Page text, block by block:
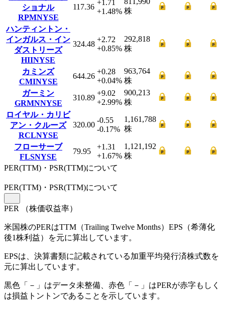
ショナル
RPMNYSE
117.36
+1.71
+1.48% 株
ハンティントン・
インガルス・イン
ダストリーズ
HIINYSE
324.48
+2.72
+0.85%
292,818
株
カミンズ
CMINYSE
644.26
+0.28
+0.04%
963,764
株
ガーミン
GRMNNYSE
310.89
+9.02
+2.99%
900,213
株
ロイヤル・カリビ
アン・クルーズ
RCLNYSE
320.00
-0.55
-0.17%
1,161,788
株
フローサーブ
FLSNYSE
79.95
+1.31
+1.67%
1,121,192
株
PER(TTM)・PSR(TTM)について
PER(TTM) ・PSR(TTM)について
PER （株価収益率）
米国株のPERはTTM（Trailing Twelve Months）EPS（希薄化
後1株利益）を元に算出しています。
EPSは、決算書類に記載されている加重平均発行済株式数を
元に算出しています。
黒色「－」はデータ未整備、赤色「 － 」はPERが赤字もしく
は損益トントンであることを示しています。